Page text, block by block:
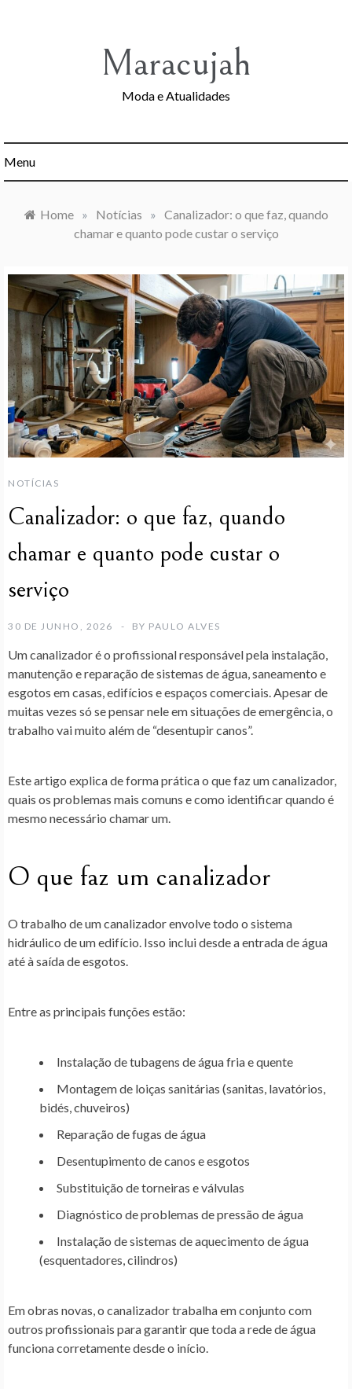
Maracujah
Moda e Atualidades
Menu
Home » Notícias » Canalizador: o que faz, quando
chamar e quanto pode custar o serviço
NOTÍCIAS
Canalizador: o que faz, quando
chamar e quanto pode custar o
serviço
30 DE JUNHO, 2026 BY PAULO ALVES
Umcanalizadoré o profissional responsável pela instalação,
manutenção e reparação de sistemas de água, saneamento e
esgotos em casas, edifícios e espaços comerciais. Apesar de
muitas vezes só se pensar nele em situações de emergência, o
trabalho vai muito além de “desentupir canos”.
Este artigo explica de forma prática o que faz um canalizador,
quais os problemas mais comuns e como identificar quando é
mesmo necessário chamar um.
O que faz um canalizador
O trabalho de um canalizador envolve todo o sistema
hidráulico de um edifício. Isso inclui desde a entrada de água
até à saída de esgotos.
Entre as principais funções estão:
Instalação de tubagens de água fria e quente
Montagem de loiças sanitárias (sanitas, lavatórios,
bidés, chuveiros)
Reparação de fugas de água
Desentupimento de canos e esgotos
Substituição de torneiras e válvulas
Diagnóstico de problemas de pressão de água
Instalação de sistemas de aquecimento de água
(esquentadores, cilindros)
Em obras novas, o canalizador trabalha em conjunto com
outros profissionais para garantir que toda a rede de água
funciona corretamente desde o início.